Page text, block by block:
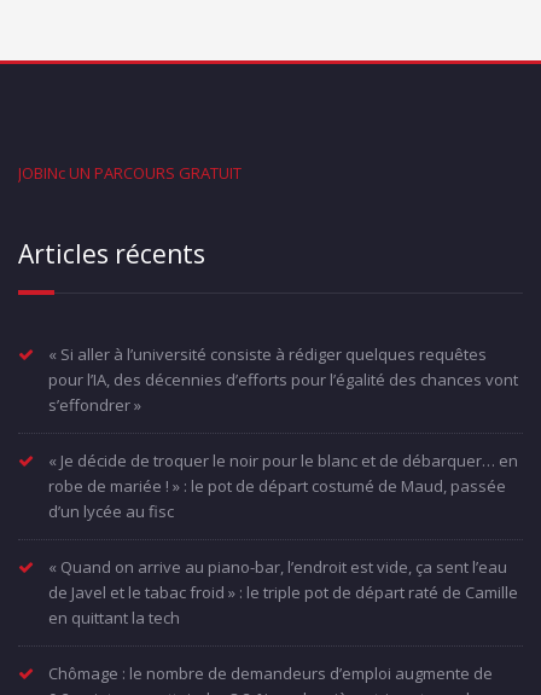
JOBINc UN PARCOURS GRATUIT
Articles récents
« Si aller à l’université consiste à rédiger quelques requêtes
pour l’IA, des décennies d’efforts pour l’égalité des chances vont
s’effondrer »
« Je décide de troquer le noir pour le blanc et de débarquer… en
robe de mariée ! » : le pot de départ costumé de Maud, passée
d’un lycée au fisc
« Quand on arrive au piano-bar, l’endroit est vide, ça sent l’eau
de Javel et le tabac froid » : le triple pot de départ raté de Camille
en quittant la tech
Chômage : le nombre de demandeurs d’emploi augmente de